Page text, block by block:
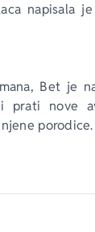
napisala
Bet je
prati nove
porodice.